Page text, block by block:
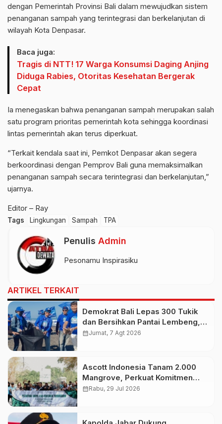
dengan Pemerintah Provinsi Bali dalam mewujudkan sistem
penanganan sampah yang terintegrasi dan berkelanjutan di
wilayah Kota Denpasar.
Baca juga:
Tragis di NTT! 17 Warga Konsumsi Daging Anjing
Diduga Rabies, Otoritas Kesehatan Bergerak
Cepat
Ia menegaskan bahwa penanganan sampah merupakan salah
satu program prioritas pemerintah kota sehingga koordinasi
lintas pemerintah akan terus diperkuat.
“Terkait kendala saat ini, Pemkot Denpasar akan segera
berkoordinasi dengan Pemprov Bali guna memaksimalkan
penanganan sampah secara terintegrasi dan berkelanjutan,”
ujarnya.
Editor – Ray
Tags Lingkungan Sampah TPA
Penulis Admin
Pesonamu Inspirasiku
ARTIKEL TERKAIT
Demokrat Bali Lepas 300 Tukik
dan Bersihkan Pantai Lembeng,
Perkuat Gerakan Langit Biru
calendar_monthJumat, 7 Agt 2026
Ascott Indonesia Tanam 2.000
Mangrove, Perkuat Komitmen
Jaga Ekosistem Pesisir
calendar_monthRabu, 29 Jul 2026